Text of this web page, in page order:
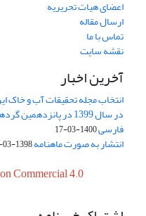
اعضای هیات تحریریه
ارسال مقاله
تماس با ما
نقشه سایت
آخرین اخبار
انتخاب مجله تحقیقات آب و خاک
در سال 1399 در
فارسی1400-03-17
انتشار به صورت ماهنامه1398-03-27
Commercial 4.0